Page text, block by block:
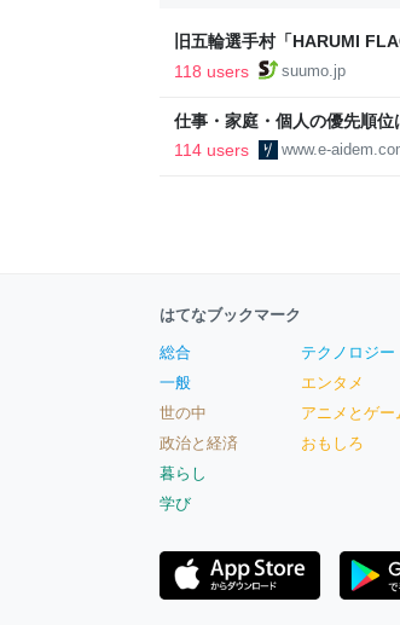
旧五輪選手村「HARUMI
ルで挑む、盆踊り2万人集客
118 users suumo.jp
仕事・家庭・個人の優先順
後の自分に伝えたいこと - り
114 users www.e-
はてなブックマーク
総合
一般
世の中
政治と経済
暮らし
学び
テクノロジー
エンタメ
アニメとゲー
おもしろ